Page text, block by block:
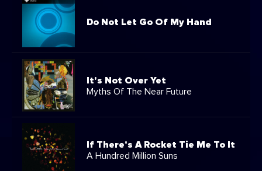
Do Not Let Go Of My Hand
It's Not Over Yet
Myths Of The Near Future
If There's A Rocket Tie Me To It
A Hundred Million Suns